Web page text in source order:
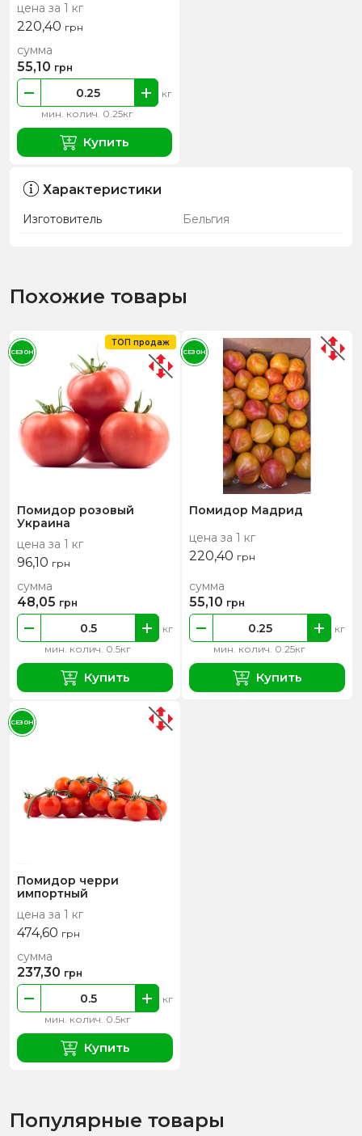
цена за 1 кг
220,40 грн
мин. колич. 0.25кг
кг
сумма
55,10 грн
Купить
Характеристики
Изготовитель Бельгия
Похожие товары
Помидор розовый
Украина
цена за 1 кг
96,10 грн
мин. колич. 0.5кг
кг
сумма
48,05 грн
Купить
ТОП продаж
СЕЗОН
Помидор Мадрид
цена за 1 кг
220,40 грн
мин. колич. 0.25кг
кг
сумма
55,10 грн
Купить
СЕЗОН
Помидор черри
импортный
цена за 1 кг
474,60 грн
мин. колич. 0.5кг
кг
сумма
237,30 грн
Купить
СЕЗОН
Популярные товары